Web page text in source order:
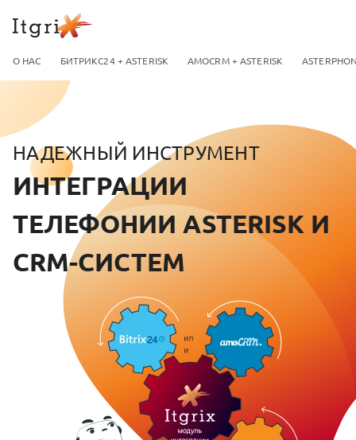
О НАС БИТРИКС24 + ASTERISK AMOCRM + ASTERISK
НАДЕЖНЫЙ ИНСТРУМЕНТ
ИНТЕГРАЦИИ
ТЕЛЕФОНИИ ASTERISK И
CRM-СИСТЕМ